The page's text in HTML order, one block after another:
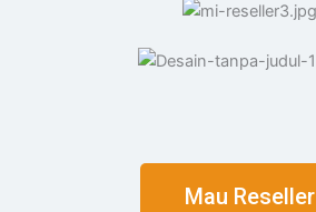
Mau Reseller